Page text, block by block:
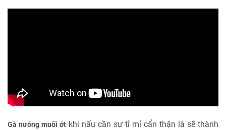
Gà nướng muối ớt khi nấu cần sự tỉ mỉ cẩn thận là sẽ thành